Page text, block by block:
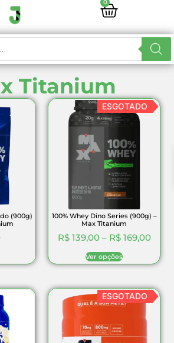
0
Titanium
(900g)
ESGOTADO
100% Whey Dino Series (900g) –
Max Titanium
R$139,00 – R$169,00
Ver opções
ESGOTADO